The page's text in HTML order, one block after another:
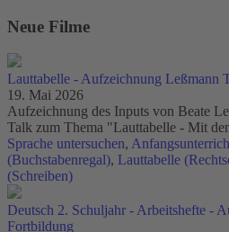
Neue Filme
Lauttabelle - Aufzeichnung Leßmann
19. Mai 2026
Aufzeichnung des Inputs von Beate
Talk zum Thema "Lauttabelle - Mit
Sprache untersuchen,
(Buchstabenregal), Lauttabelle
(Schreiben)
Deutsch 2. Schuljahr - Arbeitshefte -
Fortbildung